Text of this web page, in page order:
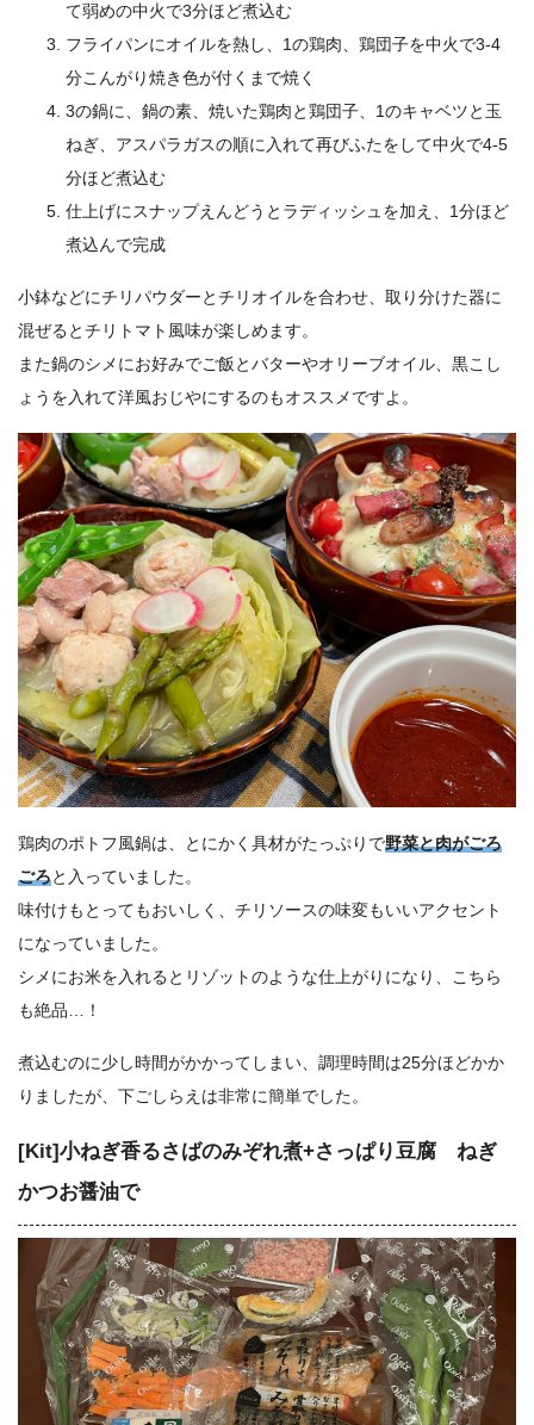
て弱めの中火で3分ほど煮込む
フライパンにオイルを熱し、1の鶏肉、鶏団子を中火で3-4
分こんがり焼き色が付くまで焼く
3の鍋に、鍋の素、焼いた鶏肉と鶏団子、1のキャベツと玉
ねぎ、アスパラガスの順に入れて再びふたをして中火で4-5
分ほど煮込む
仕上げにスナップえんどうとラディッシュを加え、1分ほど
煮込んで完成
小鉢などにチリパウダーとチリオイルを合わせ、取り分けた器に
混ぜるとチリトマト風味が楽しめます。
また鍋のシメにお好みでご飯とバターやオリーブオイル、黒こし
ょうを入れて洋風おじやにするのもオススメですよ。
鶏肉のポトフ風鍋は、とにかく具材がたっぷりで野菜と肉がごろ
ごろと入っていました。
味付けもとってもおいしく、チリソースの味変もいいアクセント
になっていました。
シメにお米を入れるとリゾットのような仕上がりになり、こちら
も絶品…！
煮込むのに少し時間がかかってしまい、調理時間は25分ほどかか
りましたが、下ごしらえは非常に簡単でした。
[Kit]小ねぎ香るさばのみぞれ煮+さっぱり豆腐 ねぎ
かつお醤油で